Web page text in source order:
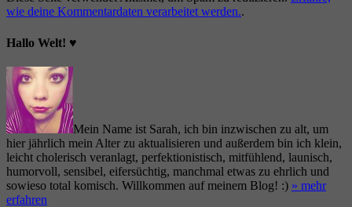
wie deine Kommentardaten verarbeitet werden..
Hallo Welt! ♥
Mein Name ist Sarah, ich bin inzwischen zu alt, um
hier jährlich mein Alter zu aktualisieren und außerdem bin ich klein,
leicht cholerisch veranlagt, perfektionistisch, mitfühlend, launisch,
humorvoll, sensibel, eifersüchtig, manchmal etwas zu ehrlich und
sowieso total komisch. Willkommen auf meinem Blog! :) » mehr
erfahren